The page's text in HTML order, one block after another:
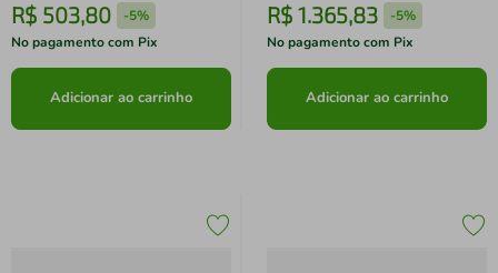
R$ 503,80 -5%
No pagamento com Pix
Adicionar ao carrinho
R$ 1.365,83 -5%
No pagamento com Pix
Adicionar ao carrinho